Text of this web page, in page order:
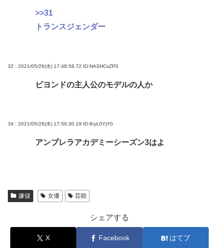
>>31
トランスジェンダー
32 : 2021/05/26(水) 17:48:58.72 ID:NASHCsZP0
ビヨンドの主人公のモデルの人か
34 : 2021/05/26(水) 17:50:30.19 ID:8/yL0YjY0
アンブレラアカデミーシーズン3はよ
嫌儲 女優 芸能
シェアする
X Facebook はてブ